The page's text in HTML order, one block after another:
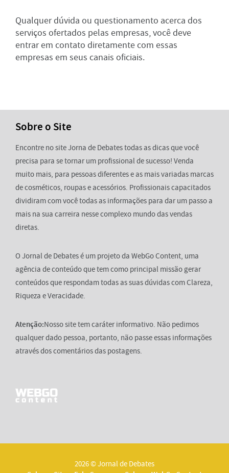
Qualquer dúvida ou questionamento acerca dos
serviços ofertados pelas empresas, você deve
entrar em contato diretamente com essas
empresas em seus canais oficiais.
Sobre o Site
Encontre no site Jorna de Debates todas as dicas que você
precisa para se tornar um profissional de sucesso! Venda
muito mais, para pessoas diferentes e as mais variadas marcas
de cosméticos, roupas e acessórios. Profissionais capacitados
dividiram com você todas as informações para dar um passo a
mais na sua carreira nesse complexo mundo das vendas
diretas.
O Jornal de Debates é um projeto da WebGo Content, uma
agência de conteúdo que tem como principal missão gerar
conteúdos que respondam todas as suas dúvidas com Clareza,
Riqueza e Veracidade.
Atenção:Nosso site tem caráter informativo. Não pedimos
qualquer dado pessoa, portanto, não passe essas informações
através dos comentários das postagens.
2026 © Jornal de Debates